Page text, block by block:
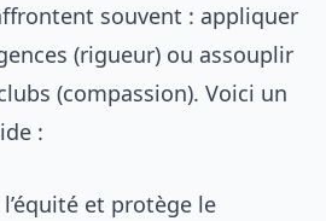
souvent : appliquer
(rigueur) ou assouplir
(compassion). Voici un
:
et protège le